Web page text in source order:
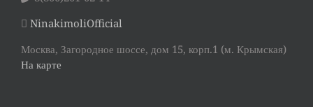
NinakimoliOfficial
Москва, Загородное шоссе, дом 15, корп.1 (м. Крымская)
На карте